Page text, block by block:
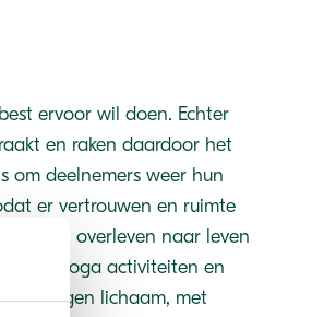
ervoor wil doen. Echter
en raken daardoor het
om deelnemers weer hun
er vertrouwen en ruimte
Van overleven naar leven
dans, yoga activiteiten en
het eigen lichaam, met